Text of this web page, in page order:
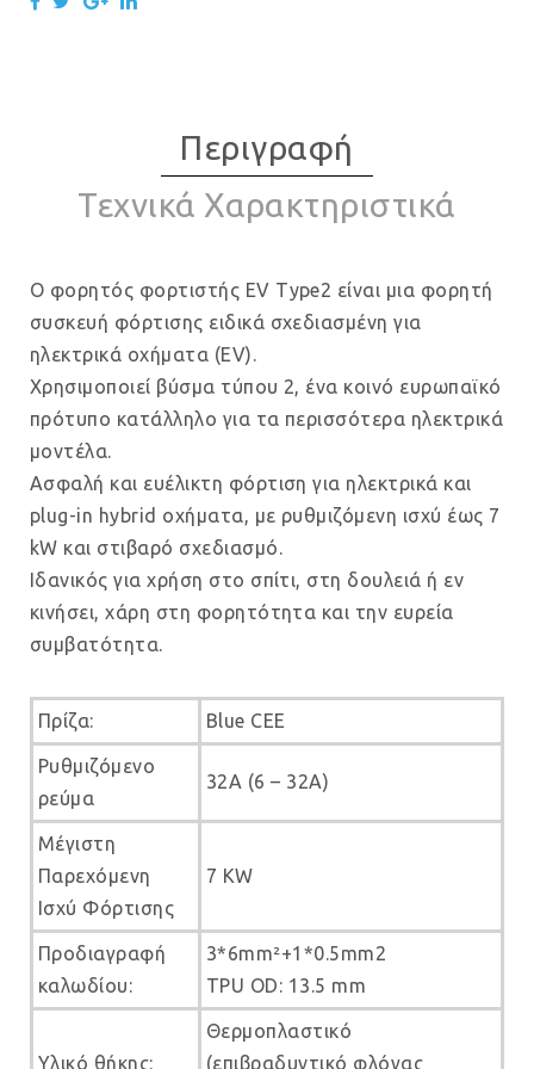
Περιγραφή
Τεχνικά Χαρακτηριστικά
Ο φορητός φορτιστής EV Type2 είναι μια φορητή
συσκευή φόρτισης ειδικά σχεδιασμένη για
ηλεκτρικά οχήματα (EV).
Χρησιμοποιεί βύσμα τύπου 2, ένα κοινό ευρωπαϊκό
πρότυπο κατάλληλο για τα περισσότερα ηλεκτρικά
μοντέλα.
Ασφαλή και ευέλικτη φόρτιση για ηλεκτρικά και
plug-in hybrid οχήματα, με ρυθμιζόμενη ισχύ έως 7
kW και στιβαρό σχεδιασμό.
Ιδανικός για χρήση στο σπίτι, στη δουλειά ή εν
κινήσει, χάρη στη φορητότητα και την ευρεία
συμβατότητα.
Πρίζα: Blue CEE
Ρυθμιζόμενο
ρεύμα
32A (6 – 32A)
Μέγιστη
Παρεχόμενη
Ισχύ Φόρτισης
7 KW
Προδιαγραφή
καλωδίου:
3*6mm²+1*0.5mm2
TPU OD: 13.5 mm
Υλικό θήκης:
Θερμοπλαστικό
(επιβραδυντικό φλόγας